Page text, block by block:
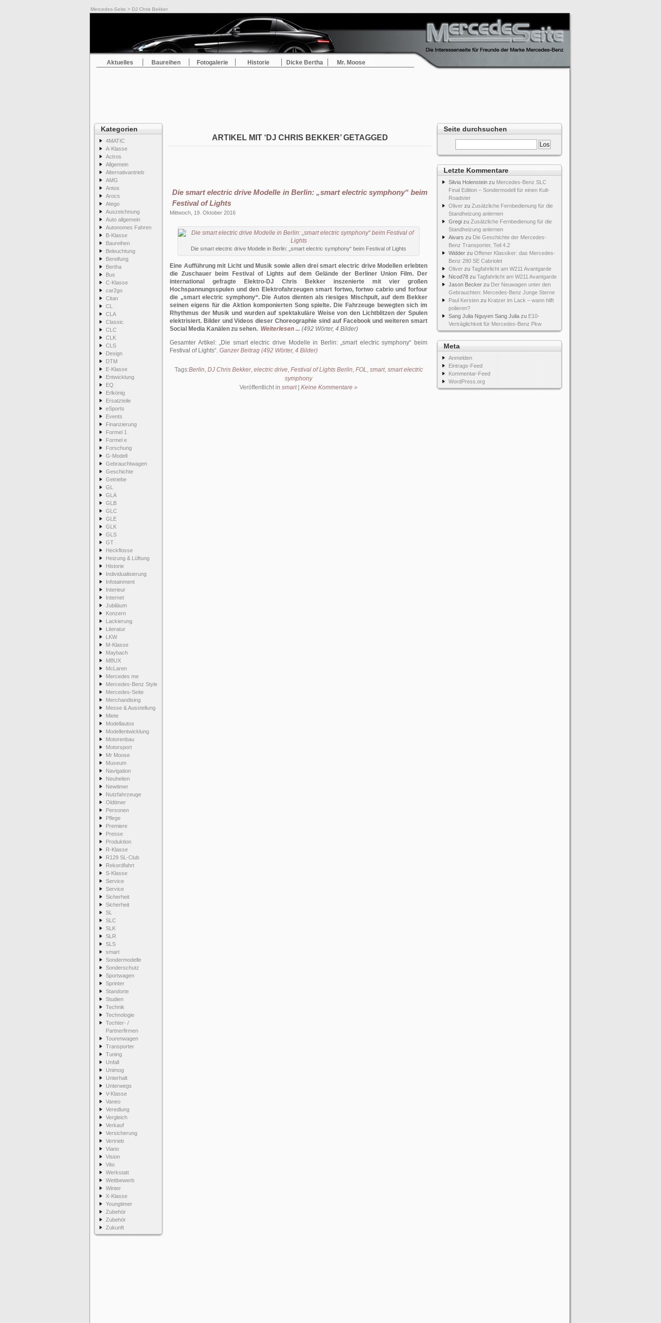
Mercedes-Seite > DJ Chris Bekker
Aktuelles Baureihen Fotogalerie Historie Dicke Bertha Mr. Moose
Kategorien
4MATIC
A-Klasse
Actros
Allgemein
Alternativantrieb
AMG
Antos
Arocs
Atego
Auszeichnung
Auto allgemein
Autonomes Fahren
B-Klasse
Baureihen
Beleuchtung
Bereifung
Bertha
Bus
C-Klasse
car2go
Citan
CL
CLA
Classic
CLC
CLK
CLS
Design
DTM
E-Klasse
Entwicklung
EQ
Erlkönig
Ersatzteile
eSports
Events
Finanzierung
Formel 1
Formel e
Forschung
G-Modell
Gebrauchtwagen
Geschichte
Getriebe
GL
GLA
GLB
GLC
GLE
GLK
GLS
GT
Heckflosse
Heizung & Lüftung
Historie
Individualisierung
Infotainment
Interieur
Internet
Jubiläum
Konzern
Lackierung
Literatur
LKW
M-Klasse
Maybach
MBUX
McLaren
Mercedes me
Mercedes-Benz Style
Mercedes-Seite
Merchandising
Messe & Ausstellung
Miete
Modellautos
Modellentwicklung
Motorenbau
Motorsport
Mr Moose
Museum
Navigation
Neuheiten
Newtimer
Nutzfahrzeuge
Oldtimer
Personen
Pflege
Premiere
Presse
Produktion
R-Klasse
R129 SL-Club
Rekordfahrt
S-Klasse
Service
Service
Sicherheit
Sicherheit
SL
SLC
SLK
SLR
SLS
smart
Sondermodelle
Sonderschutz
Sportwagen
Sprinter
Standorte
Studien
Technik
Technologie
Tochter- /
Partnerfirmen
Tourenwagen
Transporter
Tuning
Unfall
Unimog
Unterhalt
Unterwegs
V-Klasse
Vaneo
Veredlung
Vergleich
Verkauf
Versicherung
Vertrieb
Viano
Vision
Vito
Werkstatt
Wettbewerb
Winter
X-Klasse
Youngtimer
Zubehör
Zubehör
Zukunft
Seite durchsuchen
Letzte Kommentare
Silvia Holenstein zu Mercedes-Benz SLC
Final Edition – Sondermodell für einen Kult-
Roadster
Oliver zu Zusätzliche Fernbedienung für die
Standheizung anlernen
Gregi zu Zusätzliche Fernbedienung für die
Standheizung anlernen
Aivars zu Die Geschichte der Mercedes-
Benz Transporter, Teil 4.2
Widder zu Offener Klassiker: das Mercedes-
Benz 280 SE Cabriolet
Oliver zu Tagfahrlicht am W211 Avantgarde
Nicod78 zu Tagfahrlicht am W211 Avantgarde
Jason Becker zu Der Neuwagen unter den
Gebrauchten: Mercedes-Benz Junge Sterne
Paul Kersten zu Kratzer im Lack – wann hilft
polieren?
Sang Julia Nguyen Sang Julia zu E10-
Verträglichkeit für Mercedes-Benz Pkw
Meta
Anmelden
Eintrags-Feed
Kommentar-Feed
WordPress.org
ARTIKEL MIT ‘DJ CHRIS BEKKER’ GETAGGED
Die smart electric drive Modelle in Berlin: „smart electric symphony“ beim
Festival of Lights
Mittwoch, 19. Oktober 2016
Die smart electric drive Modelle in Berlin: „smart electric symphony“ beim Festival of Lights
Eine Aufführung mit Licht und Musik sowie allen drei smart electric drive Modellen erlebten
die Zuschauer beim Festival of Lights auf dem Gelände der Berliner Union Film. Der
international gefragte Elektro-DJ Chris Bekker inszenierte mit vier großen
Hochspannungsspulen und den Elektrofahrzeugen smart fortwo, fortwo cabrio und forfour
die „smart electric symphony“. Die Autos dienten als riesiges Mischpult, auf dem Bekker
seinen eigens für die Aktion komponierten Song spielte. Die Fahrzeuge bewegten sich im
Rhythmus der Musik und wurden auf spektakuläre Weise von den Lichtblitzen der Spulen
elektrisiert. Bilder und Videos dieser Choreographie sind auf Facebook und weiteren smart
Social Media Kanälen zu sehen. Weiterlesen ... (492 Wörter, 4 Bilder)
Gesamter Artikel: Die smart electric drive Modelle in Berlin: „smart electric symphony“ beim
Festival of Lights . Ganzer Beitrag (492 Wörter, 4 Bilder)
Tags:Berlin, DJ Chris Bekker, electric drive, Festival of Lights Berlin, FOL, smart, smart electric
symphony
Veröffentlicht in smart| Keine Kommentare »